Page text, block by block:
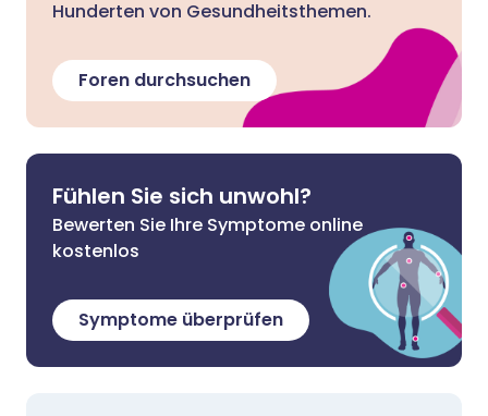
Hunderten von Gesundheitsthemen.
Foren durchsuchen
Fühlen Sie sich unwohl?
Bewerten Sie Ihre Symptome online
kostenlos
Symptome überprüfen